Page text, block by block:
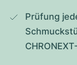
Prüfung